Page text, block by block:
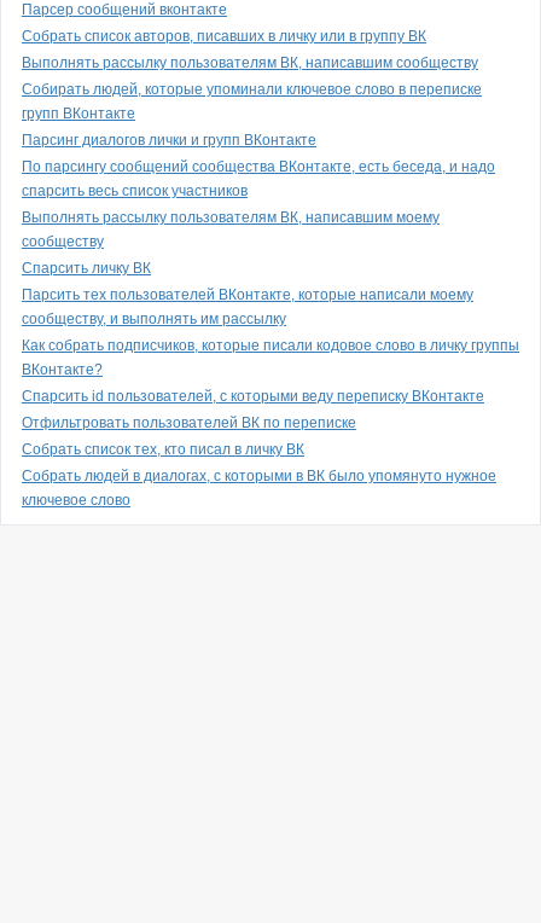
Парсер сообщений вконтакте
Собрать список авторов, писавших в личку или в группу ВК
Выполнять рассылку пользователям ВК, написавшим сообществу
Собирать людей, которые упоминали ключевое слово в переписке
групп ВКонтакте
Парсинг диалогов лички и групп ВКонтакте
По парсингу сообщений сообщества ВКонтакте, есть беседа, и надо
спарсить весь список участников
Выполнять рассылку пользователям ВК, написавшим моему
сообществу
Спарсить личку ВК
Парсить тех пользователей ВКонтакте, которые написали моему
сообществу, и выполнять им рассылку
Как собрать подписчиков, которые писали кодовое слово в личку группы
ВКонтакте?
Спарсить id пользователей, с которыми веду переписку ВКонтакте
Отфильтровать пользователей ВК по переписке
Собрать список тех, кто писал в личку ВК
Собрать людей в диалогах, с которыми в ВК было упомянуто нужное
ключевое слово